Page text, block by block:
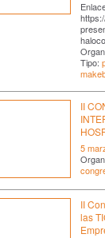
Tipo:
II
5
II
las